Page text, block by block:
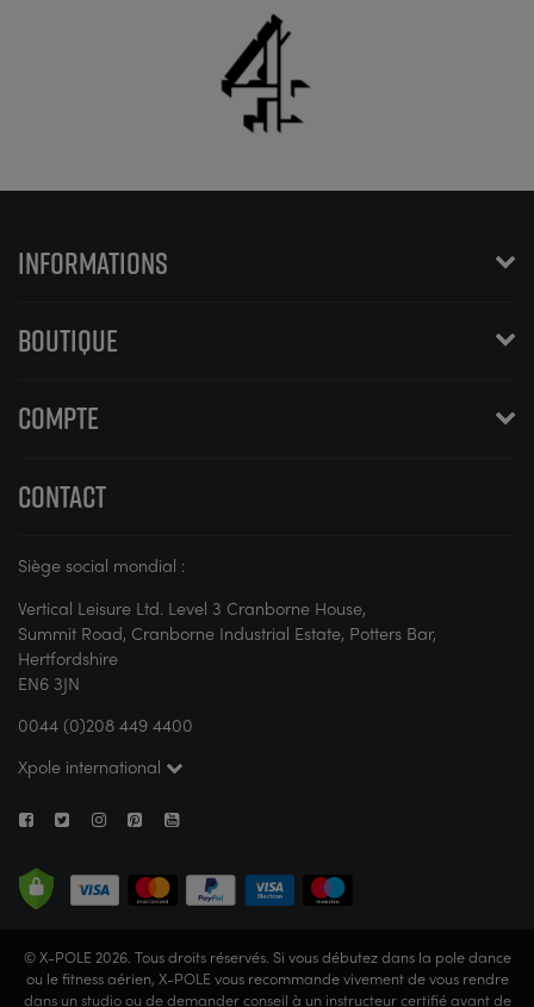
INFORMATIONS
BOUTIQUE
COMPTE
CONTACT
Siège social mondial :
Vertical Leisure Ltd. Level 3 Cranborne House,
Summit Road, Cranborne Industrial Estate, Potters Bar,
Hertfordshire
EN6 3JN
0044 (0)208 449 4400
Xpole international
© X-POLE 2026. Tous droits réservés. Si vous débutez dans la pole dance
ou le fitness aérien, X-POLE vous recommande vivement de vous rendre
dans un studio ou de demander conseil à un instructeur certifié avant de